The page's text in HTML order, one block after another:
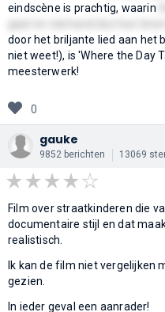
eindscène is prachtig, waarin
door het briljante lied aan het
niet weet!), is 'Where the Day
meesterwerk!
0
gauke
9852 berichten 13069
Film over straatkinderen die
documentaire stijl en dat
realistisch.
Ik kan de film niet vergelijken
gezien.
In ieder geval een aanrader!